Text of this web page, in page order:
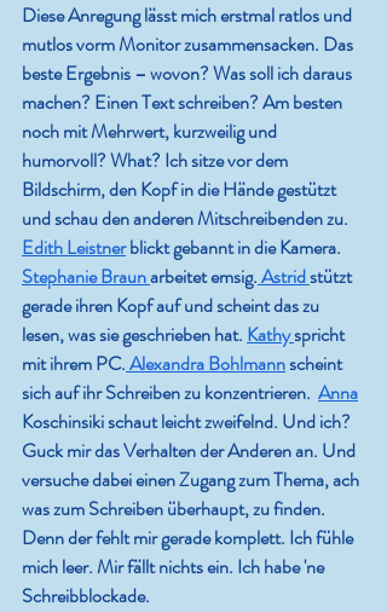
Diese Anregung lässt mich erstmal ratlos und
mutlos vorm Monitor zusammensacken. Das
beste Ergebnis – wovon? Was soll ich daraus
machen? Einen Text schreiben? Am besten
noch mit Mehrwert, kurzweilig und
humorvoll? What? Ich sitze vor dem
Bildschirm, den Kopf in die Hände gestützt
und schau den anderen Mitschreibenden zu.
Edith Leistner blickt gebannt in die Kamera.
Stephanie Braun arbeitet emsig. Astrid stützt
gerade ihren Kopf auf und scheint das zu
lesen, was sie geschrieben hat. Kathy spricht
mit ihrem PC. Alexandra Bohlmann scheint
sich auf ihr Schreiben zu konzentrieren. Anna
Koschinsiki schaut leicht zweifelnd. Und ich?
Guck mir das Verhalten der Anderen an. Und
versuche dabei einen Zugang zum Thema, ach
was zum Schreiben überhaupt, zu finden.
Denn der fehlt mir gerade komplett. Ich fühle
mich leer. Mir fällt nichts ein. Ich habe 'ne
Schreibblockade.